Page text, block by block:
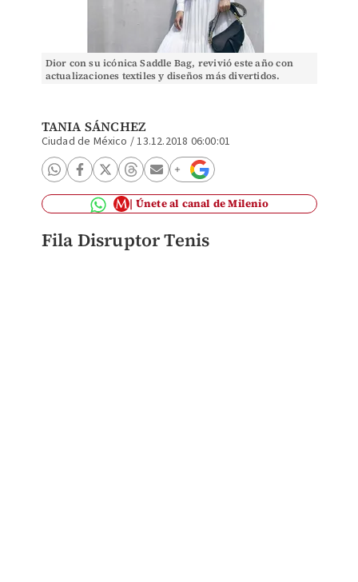
Dior con su icónica Saddle Bag, revivió este año con
actualizaciones textiles y diseños más divertidos.
TANIA SÁNCHEZ
Ciudad de México /13.12.2018 06:00:01
Únete al canal de Milenio
Fila Disruptor Tenis